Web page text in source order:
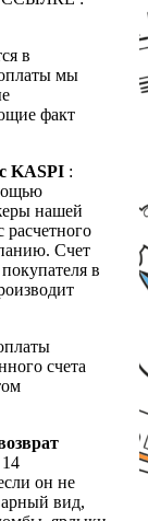
в
мы
факт
KASPI :
нашей
Счет
в
счета
он не
вид,